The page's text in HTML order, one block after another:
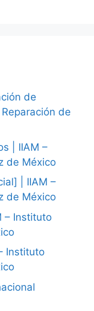
de
de
| IIAM –
de México
| IIAM –
de México
– Instituto
Instituto